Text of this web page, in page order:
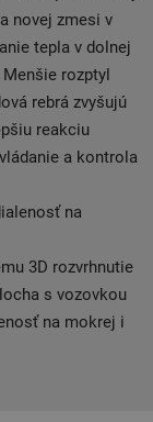
novej zmesi v
tepla v dolnej
rozptyl
rebrá zvyšujú
reakciu
a kontrola
na
3D rozvrhnutie
s vozovkou
na mokrej i